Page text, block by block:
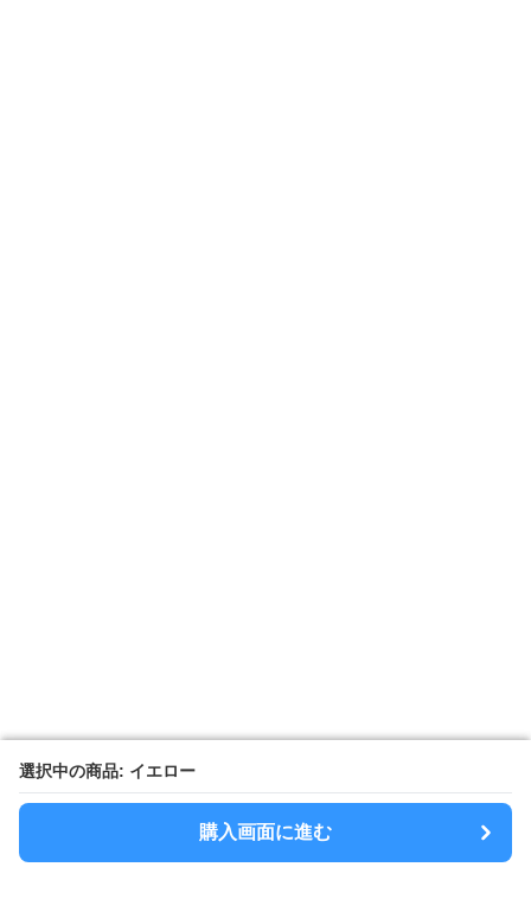
選択中の商品: イエロー
購入画面に進む
選択中の商品: イエロー
購入画面に進む